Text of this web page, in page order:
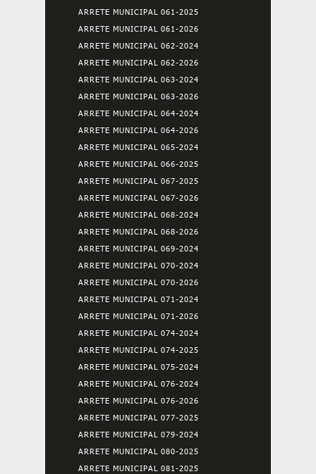
ARRETE MUNICIPAL 061-2025
ARRETE MUNICIPAL 061-2026
ARRETE MUNICIPAL 062-2024
ARRETE MUNICIPAL 062-2026
ARRETE MUNICIPAL 063-2024
ARRETE MUNICIPAL 063-2026
ARRETE MUNICIPAL 064-2024
ARRETE MUNICIPAL 064-2026
ARRETE MUNICIPAL 065-2024
ARRETE MUNICIPAL 066-2025
ARRETE MUNICIPAL 067-2025
ARRETE MUNICIPAL 067-2026
ARRETE MUNICIPAL 068-2024
ARRETE MUNICIPAL 068-2026
ARRETE MUNICIPAL 069-2024
ARRETE MUNICIPAL 070-2024
ARRETE MUNICIPAL 070-2026
ARRETE MUNICIPAL 071-2024
ARRETE MUNICIPAL 071-2026
ARRETE MUNICIPAL 074-2024
ARRETE MUNICIPAL 074-2025
ARRETE MUNICIPAL 075-2024
ARRETE MUNICIPAL 076-2024
ARRETE MUNICIPAL 076-2026
ARRETE MUNICIPAL 077-2025
ARRETE MUNICIPAL 079-2024
ARRETE MUNICIPAL 080-2025
ARRETE MUNICIPAL 081-2025